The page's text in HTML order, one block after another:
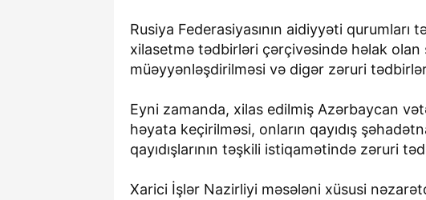
Rusiya Federasiyasının aidiyyəti
xilasetmə tədbirləri çərçivəsində həlak olan
müəyyənləşdirilməsi və digər zəruri
Eyni zamanda, xilas edilmiş Azərbaycan
həyata keçirilməsi, onların qayıdış
qayıdışlarının təşkili istiqamətində zəruri
Xarici İşlər Nazirliyi məsələni xüsusi